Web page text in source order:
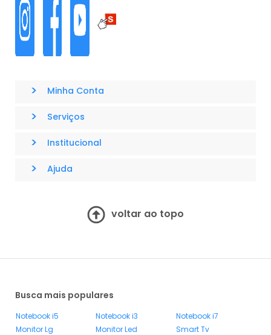
> Minha Conta
> Serviços
> Institucional
> Ajuda
voltar ao topo
Busca mais populares
Notebook i5 Notebook i3
Notebook i7
Monitor Lg
Monitor Led
Smart Tv